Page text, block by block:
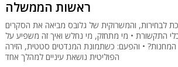
ראשות הממשלה
לבחירות, והמשרוקית של גלובס מביאה את הסקרים
התקשורת • מי מתחזק, מי נחלש ואיך זה משפיע על
המחנות? • והפעם: כשתמונת המנדטים סטטית, הזירה
הפוליטית נושאת עיניים למהלך אחד